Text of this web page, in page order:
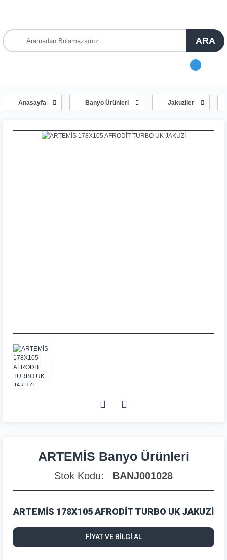
ARA
Anasayfa Banyo Ürünleri Jakuziler
ARTEMİS Banyo Ürünleri
Stok Kodu BANJ001028
ARTEMİS 178X105 AFRODİT TURBO UK JAKUZİ
FİYAT VE BİLGİ AL